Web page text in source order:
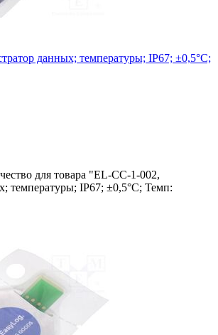
данных; температуры; IP67; ±0,5°C;
для товара "EL-CC-1-002,
температуры; IP67; ±0,5°C; Темп: